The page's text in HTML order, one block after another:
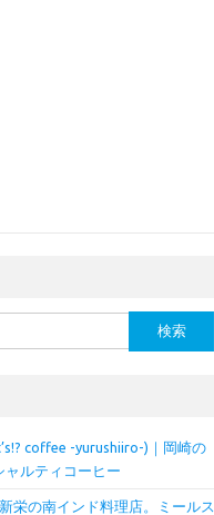
coffee -yurushiiro-)｜岡崎の
ャルティコーヒー
栄の南インド料理店。ミールス